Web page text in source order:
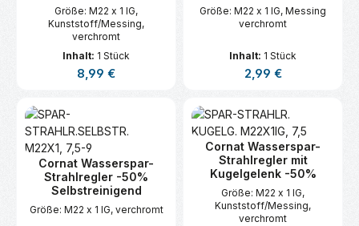
Größe: M22 x 1 IG,
Kunststoff/Messing,
verchromt
Inhalt: 1 Stück
Regulärer Preis:
8,99 €
Größe: M22 x 1 IG, Messing
verchromt
Inhalt: 1 Stück
Regulärer Preis:
2,99 €
Cornat Wasserspar-
Strahlregler -50%
Selbstreinigend
Größe: M22 x 1 IG, verchromt
Cornat Wasserspar-
Strahlregler mit
Kugelgelenk -50%
Größe: M22 x 1 IG,
Kunststoff/Messing,
verchromt